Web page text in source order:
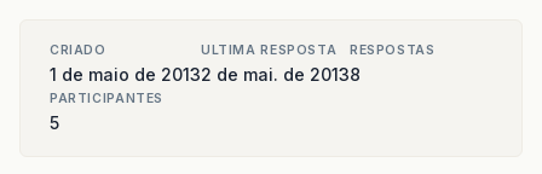
CRIADO
1 de maio de 2013
ULTIMA RESPOSTA
2 de mai. de 2013
RESPOSTAS
8
PARTICIPANTES
5